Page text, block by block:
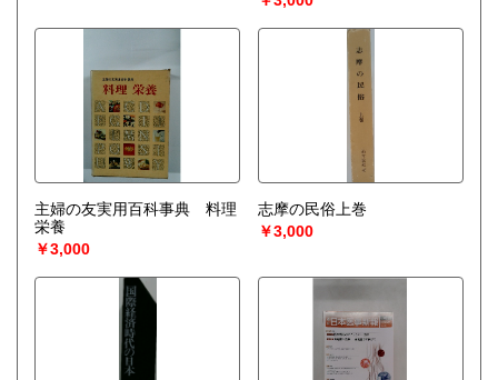
主婦の友実用百科事典 料理
栄養
￥3,000
志摩の民俗上巻
￥3,000